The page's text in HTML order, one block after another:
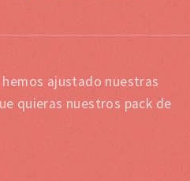
ajustado nuestras
quieras nuestros pack de